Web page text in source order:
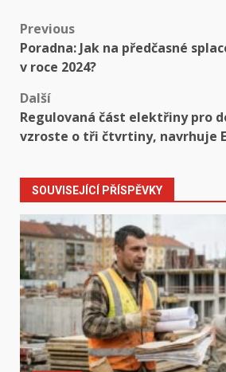
Post
navigation
Previous
Poradna: Jak na předčasné
v roce 2024?
Další
Regulovaná část elektřiny pro
vzroste o tři čtvrtiny, navrhuje
SOUVISEJÍCÍ PŘÍSPĚVKY